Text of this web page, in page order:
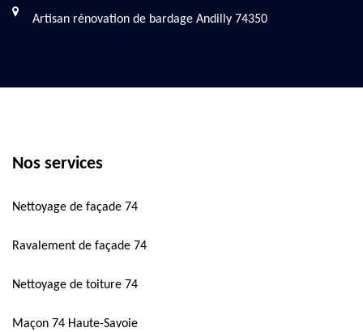
Artisan rénovation de bardage Andilly 74350
Nos services
Nettoyage de façade 74
Ravalement de façade 74
Nettoyage de toiture 74
Maçon 74 Haute-Savoie